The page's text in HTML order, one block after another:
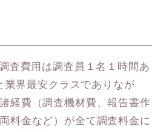
査費用は調査員１名１時間あ
業界最安クラスでありなが
経費（調査機材費、報告書作
料金など）が全て調査料金に